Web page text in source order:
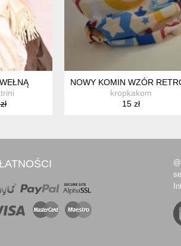
NOWY KOMIN WZÓR
kropkakom
15 zł